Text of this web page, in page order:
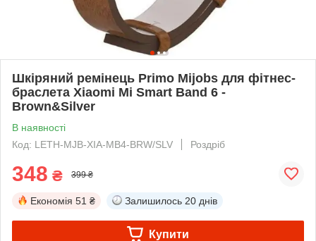
Шкіряний ремінець Primo Mijobs для фітнес-
браслета Xiaomi Mi Smart Band 6 -
Brown&Silver
В наявності
Код: LETH-MJB-XIA-MB4-BRW/SLV
Роздріб
348 ₴ 399 ₴
Економія 51 ₴ Залишилось 20 днів
Купити